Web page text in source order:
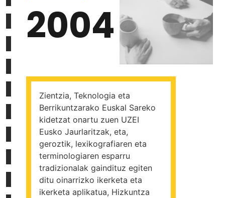
2004
Zientzia, Teknologia eta
Berrikuntzarako Euskal Sareko
kidetzat onartu zuen UZEI
Eusko Jaurlaritzak, eta,
geroztik, lexikografiaren eta
terminologiaren esparru
tradizionalak gaindituz egiten
ditu oinarrizko ikerketa eta
ikerketa aplikatua, Hizkuntza